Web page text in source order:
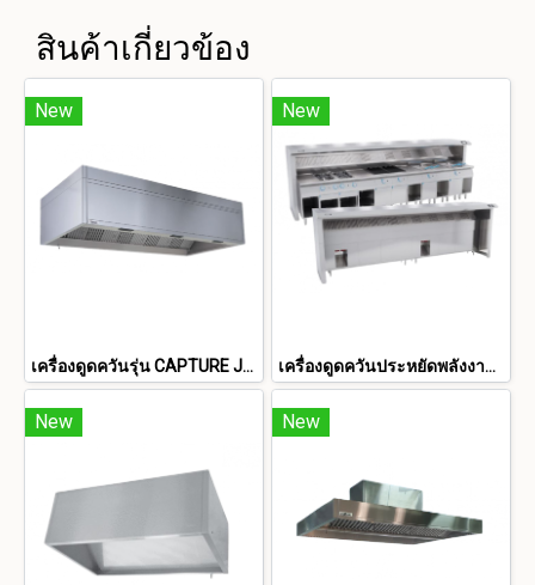
สินค้าเกี่ยวข้อง
New
เครื่องดูดควันรุ่น CAPTURE JET™
New
เครื่องดูดควันประหยัดพลังงานประสิทธิภาพสูง
New New